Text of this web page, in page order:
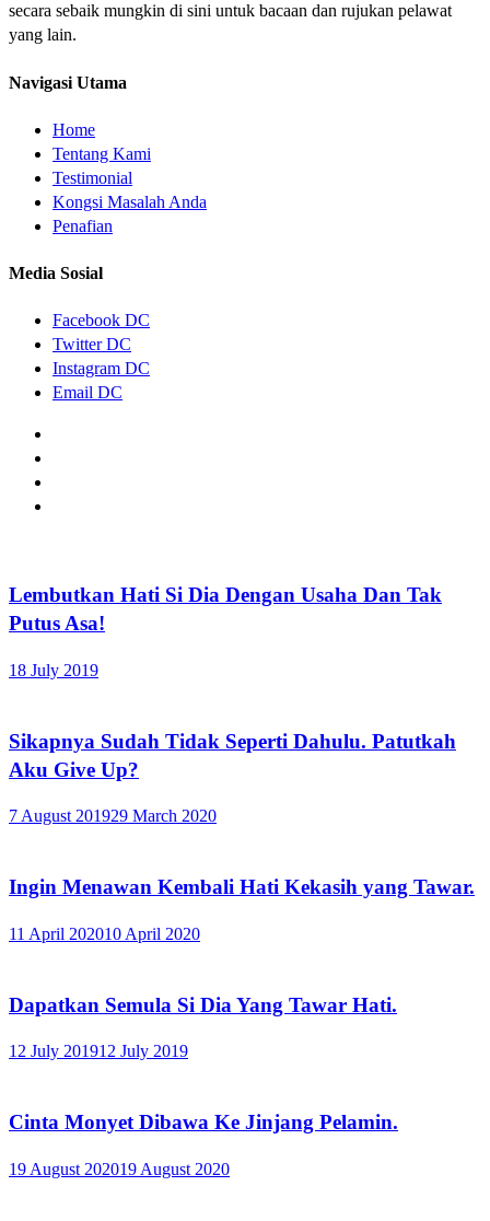
secara sebaik mungkin di sini untuk bacaan dan rujukan pelawat
yang lain.
Navigasi Utama
Home
Tentang Kami
Testimonial
Kongsi Masalah Anda
Penafian
Media Sosial
Facebook DC
Twitter DC
Instagram DC
Email DC
Lembutkan Hati Si Dia Dengan Usaha Dan Tak
Putus Asa!
18 July 2019
Sikapnya Sudah Tidak Seperti Dahulu. Patutkah
Aku Give Up?
7 August 201929 March 2020
Ingin Menawan Kembali Hati Kekasih yang Tawar.
11 April 202010 April 2020
Dapatkan Semula Si Dia Yang Tawar Hati.
12 July 201912 July 2019
Cinta Monyet Dibawa Ke Jinjang Pelamin.
19 August 202019 August 2020